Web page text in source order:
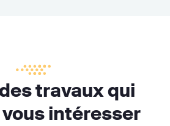
travaux qui
intéresser